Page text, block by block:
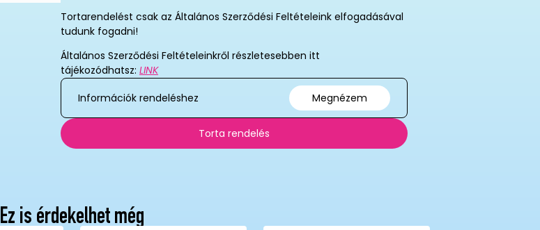
Tortarendelést csak az Általános Szerződési Feltételeink elfogadásával
tudunk fogadni!
Általános Szerződési Feltételeinkről részletesebben itt
tájékozódhatsz: LINK
Információk rendeléshez
Megnézem
Torta rendelés
Ez is érdekelhet még